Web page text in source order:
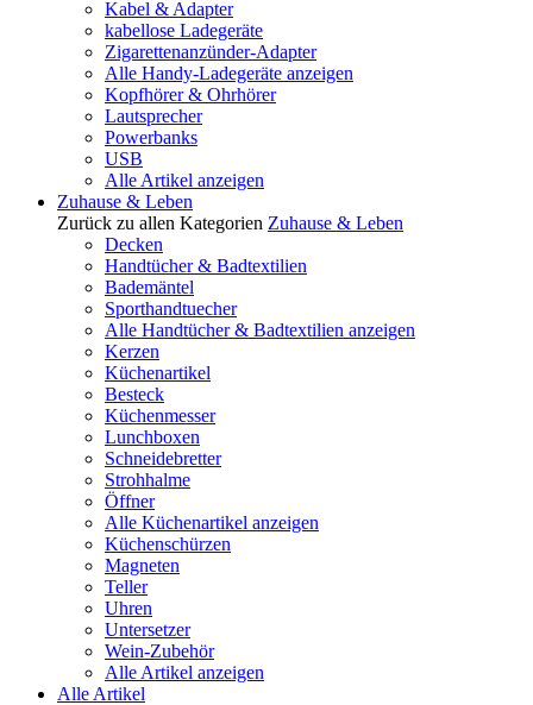
Kabel & Adapter
kabellose Ladegeräte
Zigarettenanzünder-Adapter
Alle Handy-Ladegeräte anzeigen
Kopfhörer & Ohrhörer
Lautsprecher
Powerbanks
USB
Alle Artikel anzeigen
Zuhause & Leben
Zurück zu allen Kategorien Zuhause & Leben
Decken
Handtücher & Badtextilien
Bademäntel
Sporthandtuecher
Alle Handtücher & Badtextilien anzeigen
Kerzen
Küchenartikel
Besteck
Küchenmesser
Lunchboxen
Schneidebretter
Strohhalme
Öffner
Alle Küchenartikel anzeigen
Küchenschürzen
Magneten
Teller
Uhren
Untersetzer
Wein-Zubehör
Alle Artikel anzeigen
Alle Artikel